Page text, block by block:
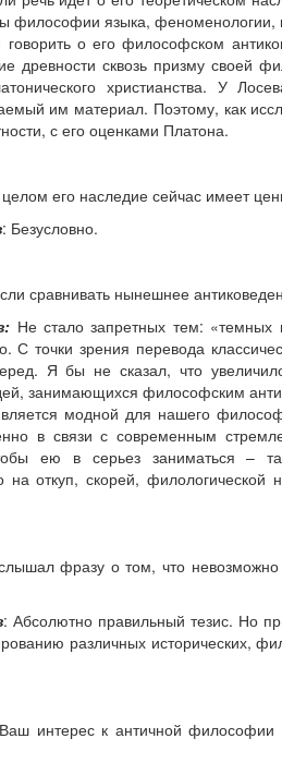
философии языка, феноменологии,
о его философском
древности сквозь призму своей
христианства. У
им материал. Поэтому, как
с его оценками Платона.
его наследие сейчас имеет
: Безусловно.
сравнивать нынешнее
Не стало запретных тем: «темных
С точки зрения перевода
Я бы не сказал, что
занимающихся философским
модной для нашего
в связи с современным
ею в серьез заниматься –
на откуп, скорей, филологической
фразу о том, что невозможно
: Абсолютно правильный тезис. Но
различных исторических,
интерес к античной философии